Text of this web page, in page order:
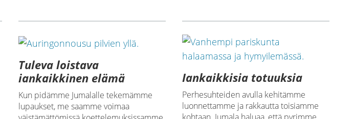
Tuleva loistava
iankaikkinen elämä
Kun pidämme Jumalalle tekemämme
lupaukset, me saamme voimaa
Iankaikkisia totuuksia
Perhesuhteiden avulla kehitämme
luonnettamme ja rakkautta toisiamme